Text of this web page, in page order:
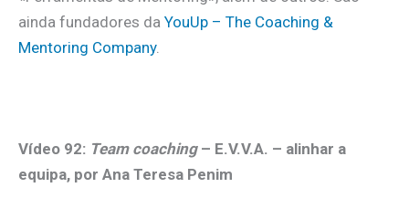
ainda fundadores da YouUp – The Coaching &
Mentoring Company.
Vídeo 92: Team coaching– E.V.V.A. – alinhar a
equipa, por Ana Teresa Penim